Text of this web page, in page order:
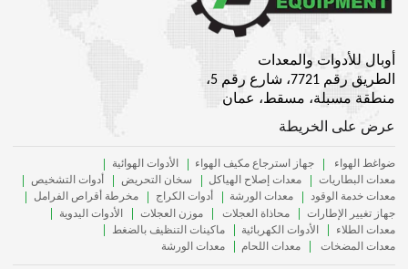
أوبال للأدوات والمعدات
الطريق رقم 7721، شارع رقم 5،
منطقة مسبلة، مسقط، عمان
عرض على الخريطة
ضواغط الهواء جهاز استرجاع مكيف الهواء
الأدوات الهوائية
معدات البطاريات
معدات إصلاح الهياكل سخان التحريض
أدوات التشخيص
معدات خدمة الوقود
معدات الورشة أدوات الكراج
مخرطة أقراص الفرامل
جهاز تغيير الإطارات
محاذاة العجلات موزن العجلات
الأدوات اليدوية
معدات الطلاء
الأدوات الكهربائية
ماكينات التنظيف بالضغط
معدات المضخات
معدات اللحام معدات الورشة